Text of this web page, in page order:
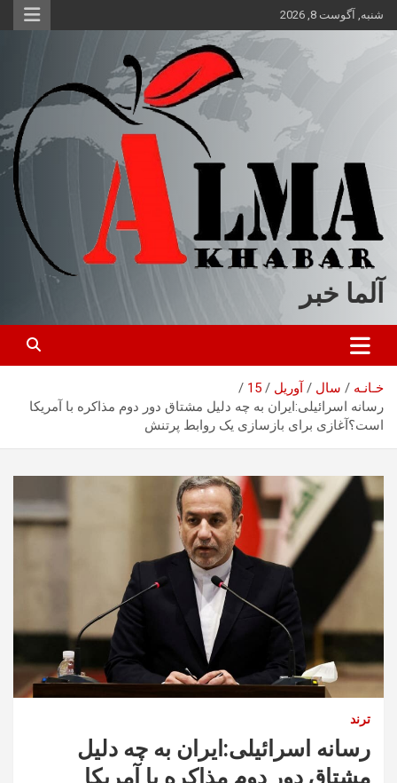
محتوا
شنبه, آگوست 8, 2026
آلما خبر
خـانـه سال آوریل
15
رسانه اسرائیلی:ایران به چه دلیل مشتاق دور دوم مذاکره با آمریکا
است؟آغازی برای بازسازی یک روابط پرتنش
ترند
رسانه اسرائیلی:ایران به چه دلیل
مشتاق دور دوم مذاکره با آمریکا